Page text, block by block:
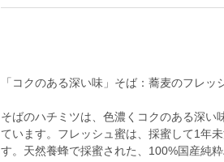
「コクのある深い味」そば：蕎麦のフレッ
そばのハチミツは、色濃くコクのある深
ています。フレッシュ蜜は、採蜜して1年
す。天然養蜂で採蜜された、100%国産純